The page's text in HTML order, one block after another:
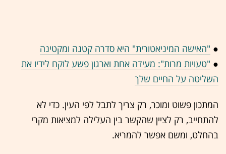
● "האישה המיניאטורית" היא סדרה קטנה ומקטינה
● "טעויות מרות": מעידה אחת וארגון פשע לוקח לידיו את
השליטה על החיים שלך
המתכון פשוט ומוכר, רק צריך לתבל לפי העין. כדי לא
להתחייב, רק לציין שהקשר בין העלילה למציאות מקרי
בהחלט, ומשם אפשר להמריא.